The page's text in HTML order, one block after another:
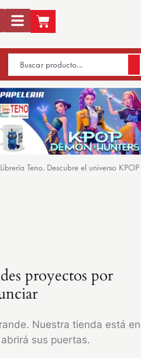
Teno. Descubre el universo KPOP
proyectos por
Nuestra tienda está en
sus puertas.